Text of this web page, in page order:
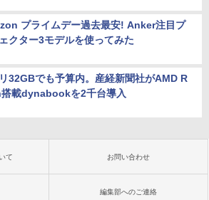
プライムデー過去最安! Anker注目プ
クター3モデルを使ってみた
32GBでも予算内。産経新聞社がAMD R
載dynabookを2千台導入
て お問い合わせ
編集部へのご連絡